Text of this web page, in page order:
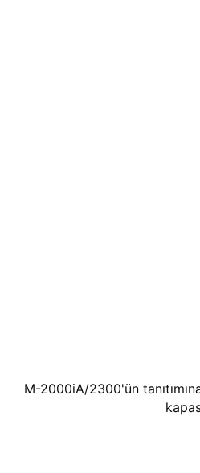
M-2000iA/2300'ün